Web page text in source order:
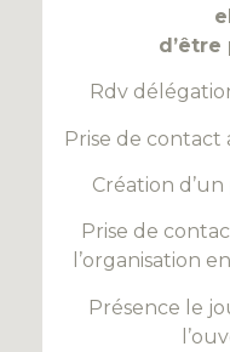
d’être
Rdv
Prise de contact
Création
Prise de
l’organisation
Présence le